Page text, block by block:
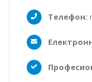
Телефон: